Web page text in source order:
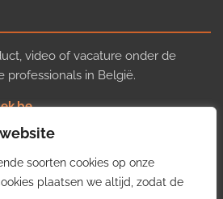
soorten cookies op onze
plaatsen we altijd, zodat de
video of vacature onder de
professionals in België.
update